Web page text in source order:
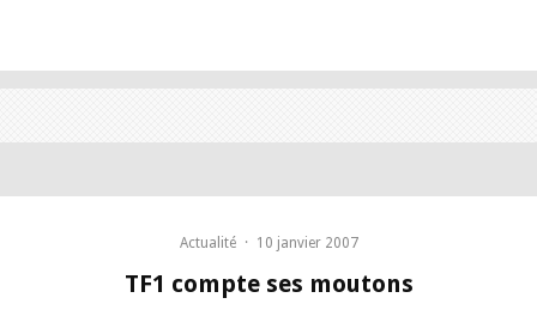
Actualité · 10 janvier 2007
TF1 compte ses moutons